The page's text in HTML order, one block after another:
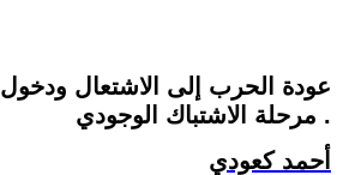
عودة الحرب إلى الاشتعال
مرحلة الاشتباك الوجودي .
أحمد كعودي